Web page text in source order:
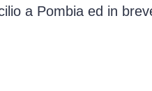
a Pombia ed in